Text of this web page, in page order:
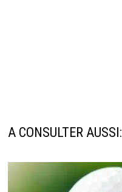
A CONSULTER AUSSI: